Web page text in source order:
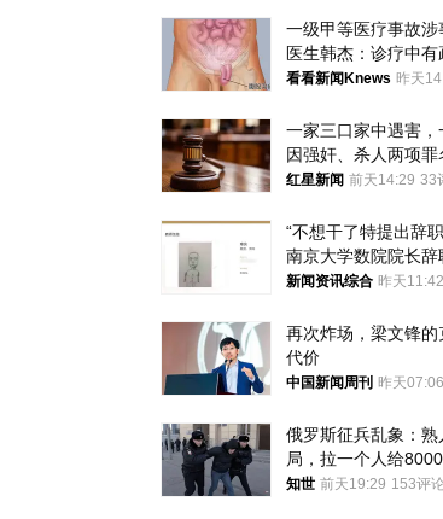
一级甲等医疗事故涉
医生韩杰：诊疗中有
我认错，但不能认罪
看看新闻Knews 昨天
一家三口家中遇害，
因强奸、杀人两项罪
死缓 最高检介入后改
红星新闻 前天14:29 33
“不想干了特提出辞
南京大学数院院长辞
传 院方回应
新闻资讯综合 昨天11:42
再次炸场，梁文锋的
代价
中国新闻周刊 昨天07:06
俄罗斯征兵乱象：熟
局，拉一个人给
知世 前天19:29 153评论